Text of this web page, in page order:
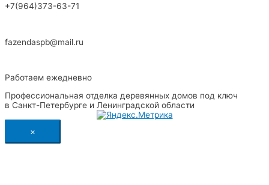
+7(964)373-63-71
fazendaspb@mail.ru
Работаем ежедневно
Профессиональная отделка деревянных домов под ключ
в Санкт-Петербурге и Ленинградской области
×